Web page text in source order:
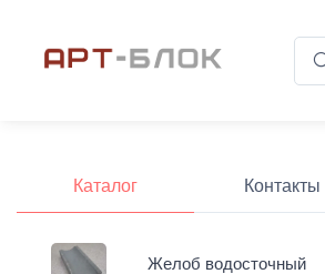
Каталог Контакты
Желоб водосточный